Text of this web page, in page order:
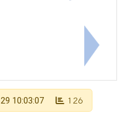
傳大學傳播營—寶貝老闆的
下一筆：
10:03:07 126